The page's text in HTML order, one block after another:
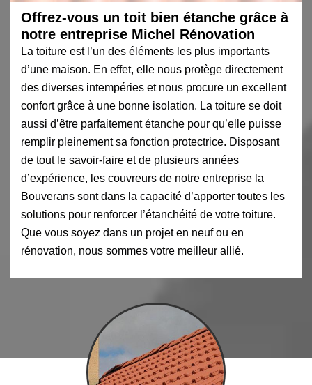
Offrez-vous un toit bien étanche grâce à
notre entreprise Michel Rénovation
La toiture est l’un des éléments les plus importants
d’une maison. En effet, elle nous protège directement
des diverses intempéries et nous procure un excellent
confort grâce à une bonne isolation. La toiture se doit
aussi d’être parfaitement étanche pour qu’elle puisse
remplir pleinement sa fonction protectrice. Disposant
de tout le savoir-faire et de plusieurs années
d’expérience, les couvreurs de notre entreprise la
Bouverans sont dans la capacité d’apporter toutes les
solutions pour renforcer l’étanchéité de votre toiture.
Que vous soyez dans un projet en neuf ou en
rénovation, nous sommes votre meilleur allié.